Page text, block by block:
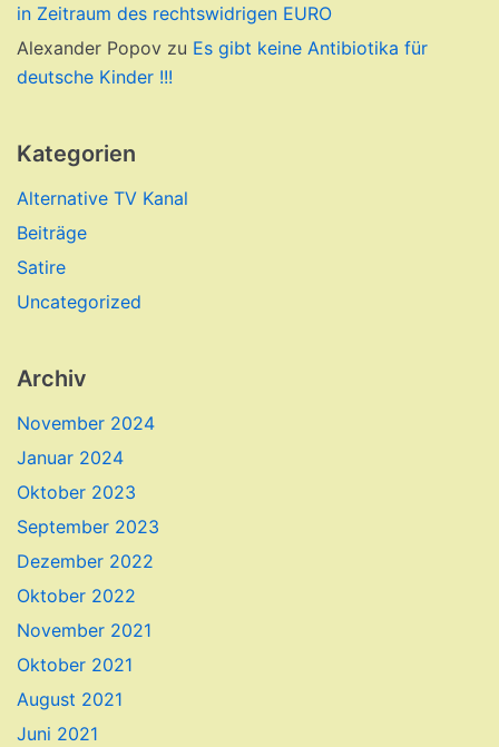
in Zeitraum des rechtswidrigen EURO
Alexander Popov zu Es gibt keine Antibiotika für
deutsche Kinder !!!
Kategorien
Alternative TV Kanal
Beiträge
Satire
Uncategorized
Archiv
November 2024
Januar 2024
Oktober 2023
September 2023
Dezember 2022
Oktober 2022
November 2021
Oktober 2021
August 2021
Juni 2021